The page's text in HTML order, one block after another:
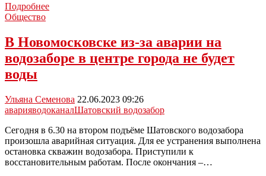
ПодробнееЗавтра
части
города
Общество
В Новомосковске из-за аварии на
водозаборе в центре города не будет
воды
Ульяна Семенова 22.06.2023 09:26
аварияводоканалШатовский водозабор
Сегодня в 6.30 на втором подъёме Шатовского водозабора
произошла аварийная ситуация. Для ее устранения выполнена
остановка скважин водозабора. Приступили к
восстановительным работам. После окончания –…